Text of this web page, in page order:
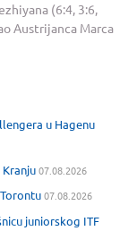
(6:4, 3:6,
Austrijanca Marca
u Hagenu
07.08.2026
07.08.2026
juniorskog ITF